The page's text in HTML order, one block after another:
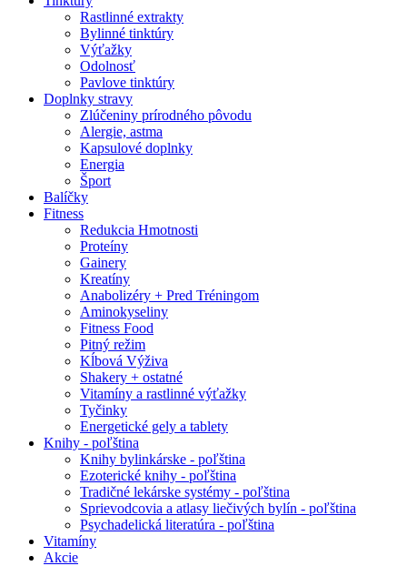
Rastlinné extrakty
Bylinné tinktúry
Výťažky
Odolnosť
Pavlove tinktúry
Doplnky stravy
Zlúčeniny prírodného pôvodu
Alergie, astma
Kapsulové doplnky
Energia
Šport
Balíčky
Fitness
Redukcia Hmotnosti
Proteíny
Gainery
Kreatíny
Anabolizéry + Pred Tréningom
Aminokyseliny
Fitness Food
Pitný režim
Kĺbová Výživa
Shakery + ostatné
Vitamíny a rastlinné výťažky
Tyčinky
Energetické gely a tablety
Knihy - poľština
Knihy bylinkárske - poľština
Ezoterické knihy - poľština
Tradičné lekárske systémy - poľština
Sprievodcovia a atlasy liečivých bylín - poľština
Psychadelická literatúra - poľština
Vitamíny
Akcie